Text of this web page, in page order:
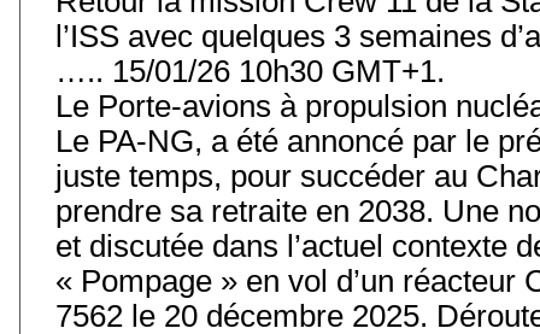
l’ISS avec quelques 3 semaines
….. 15/01/26 10h30 GMT+1.
Le Porte-avions à propulsion
Le PA-NG, a été annoncé par le
juste temps, pour succéder au
prendre sa retraite en 2038. Une
et discutée dans l’actuel contexte
« Pompage » en vol d’un réacteur
7562 le 20 décembre 2025.